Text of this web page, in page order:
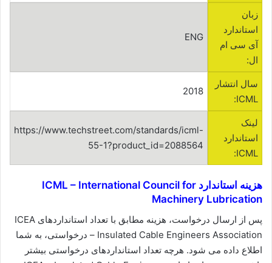
زبان
استاندارد
آی سی ام
ال:
ENG
سال انتشار
ICML:
2018
لینک
استاندارد
ICML:
https://www.techstreet.com/standards/icml-
55-1?product_id=2088564
هزینه استاندارد ICML – International Council for
Machinery Lubrication
پس از ارسال درخواست، هزینه مطابق با تعداد استانداردهای ICEA
– Insulated Cable Engineers Association درخواستی، به شما
اطلاع داده می شود. هرچه تعداد استانداردهای درخواستی بیشتر